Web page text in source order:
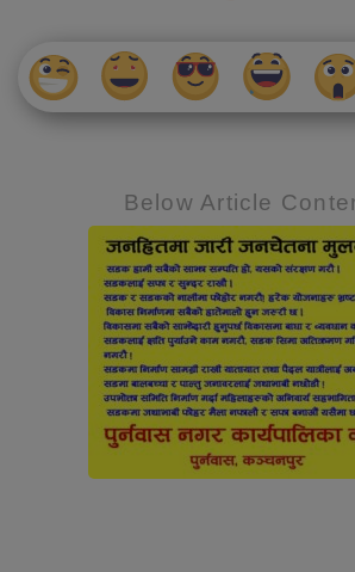
Below Article